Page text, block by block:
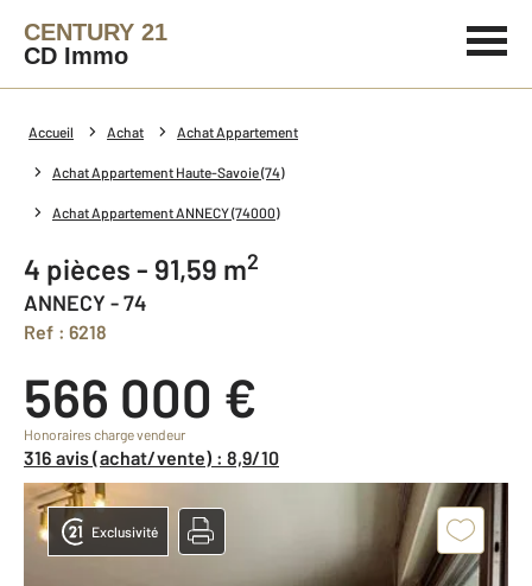
CENTURY 21
CD Immo
Accueil Achat Achat Appartement
Achat Appartement Haute-Savoie (74)
Achat Appartement ANNECY (74000)
4 pièces - 91,59 m2
ANNECY - 74
Ref : 6218
566 000 €
Honoraires charge vendeur
316 avis (achat/vente) : 8,9/10
Exclusivité